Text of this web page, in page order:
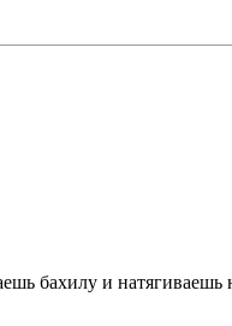
бахилу и натягиваешь